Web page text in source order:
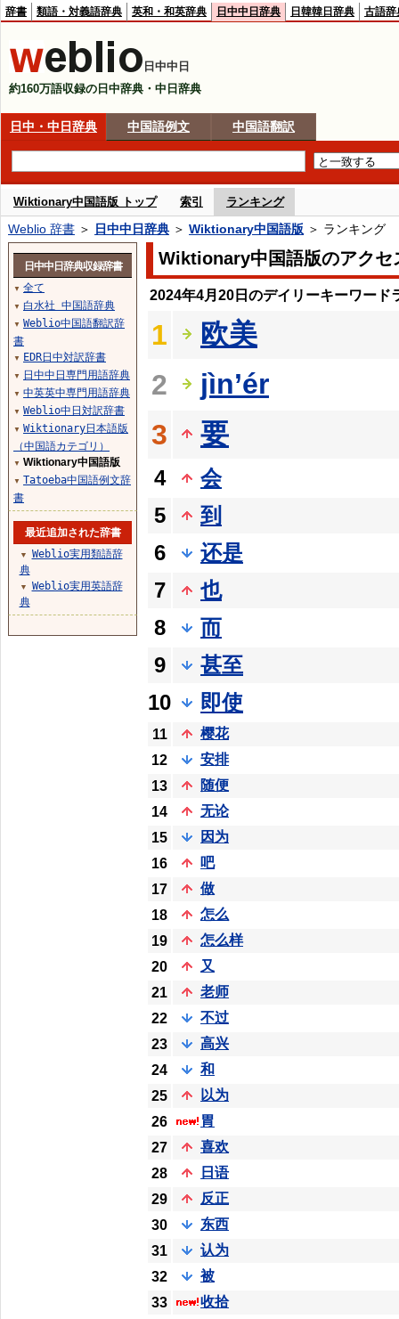
辞書 類語・対義語辞典 英和・和英辞典 日中中日辞典 日韓韓日辞典 古語辞
日中中日
約160万語収録の日中辞典・中日辞典
日中・中日辞典 中国語例文 中国語翻訳
Wiktionary中国語版 トップ 索引 ランキング
Weblio 辞書 ＞ 日中中日辞典 ＞ Wiktionary中国語版 ＞ ランキング
Wiktionary中国語版のアクセ
2024年4月20日のデイリーキーワード
1
欧美
2
jìn’ér
3
要
4
会
5
到
6
还是
7
也
8
而
9
甚至
10
即使
11
樱花
12
安排
13
随便
14
无论
15
因为
16
吧
17
做
18
怎么
19
怎么样
20
又
21
老师
22
不过
23
高兴
24
和
25
以为
26
胃
27
喜欢
28
日语
29
反正
30
东西
31
认为
32
被
33
收拾
日中中日辞典収録辞書
▼ 全て
▼ 白水社 中国語辞典
▼ Weblio中国語翻訳辞
書
▼ EDR日中対訳辞書
▼ 日中中日専門用語辞典
▼ 中英英中専門用語辞典
▼ Weblio中日対訳辞書
▼ Wiktionary日本語版
（中国語カテゴリ）
▼ Wiktionary中国語版
▼ Tatoeba中国語例文辞
書
最近追加された辞書
▼
Weblio実用類語辞
典
▼
Weblio実用英語辞
典